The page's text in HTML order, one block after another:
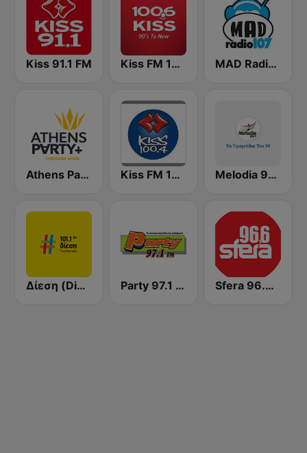
Kiss 91.1 FM Kiss FM 100.6 MAD Radio 107 Agrínio
Athens Party Plus Kiss FM 100.4 Melodia 90s
Δίεση (Diesi) Party 97.1 FM Sfera 96.6 FM